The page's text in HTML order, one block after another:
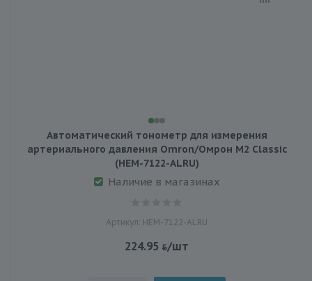
Автоматический тонометр для измерения
артериального давления Omron/Омрон M2 Classic
(HEM-7122-ALRU)
Наличие в магазинах
Артикул: HEM-7122-ALRU
224.95 /шт